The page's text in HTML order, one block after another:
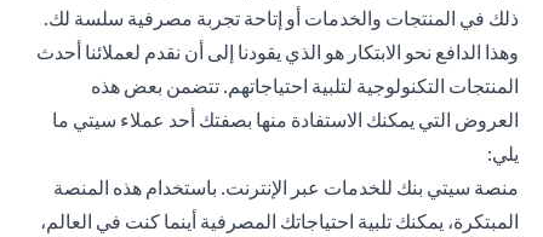
ذلك في المنتجات والخدمات أو إتاحة تجربة مصرفية سلسة لك.
وهذا الدافع نحو الابتكار هو الذي يقودنا إلى أن نقدم لعملائنا أحدث
المنتجات التكنولوجية لتلبية احتياجاتهم. تتضمن بعض هذه
العروض التي يمكنك الاستفادة منها بصفتك أحد عملاء سيتي ما
يلي:
منصة سيتي بنك للخدمات عبر الإنترنت. باستخدام هذه المنصة
المبتكرة، يمكنك تلبية احتياجاتك المصرفية أينما كنت في العالم،